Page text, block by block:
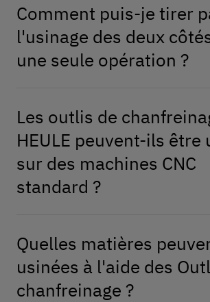
Comment puis-je tirer
l'usinage des deux
une seule opération ?
Les outlis de
HEULE peuvent-ils être
sur des machines CNC
standard ?
Quelles matières
usinées à l'aide des
chanfreinage ?